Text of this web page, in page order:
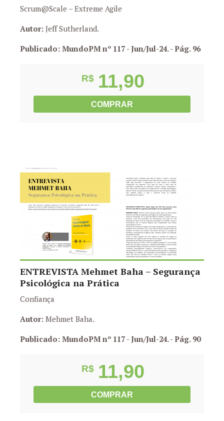
Scrum@Scale – Extreme Agile
Autor: Jeff Sutherland.
Publicado: MundoPM nº 117 - Jun/Jul-24.- Pág. 96
R$ 11,90
COMPRAR
ENTREVISTA Mehmet Baha – Segurança
Psicológica na Prática
Confiança
Autor: Mehmet Baha.
Publicado: MundoPM nº 117 - Jun/Jul-24.- Pág. 90
R$ 11,90
COMPRAR